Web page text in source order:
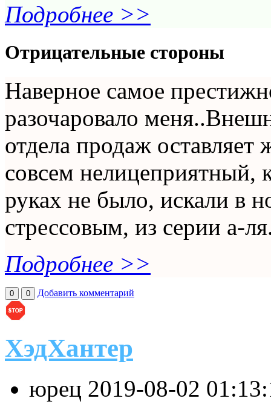
Подробнее >>
Отрицательные стороны
Наверное самое
разочаровало
отдела продаж
совсем нелицеприятный,
руках не было, искали в
стрессовым, из серии а-
Подробнее >>
0 0 Добавить комментарий
ХэдХантер
юрец 2019-08-02